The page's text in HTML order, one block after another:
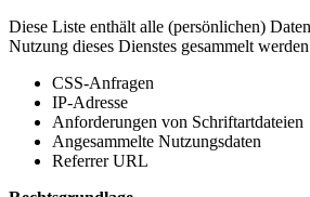
Diese Liste enthält alle (persönlichen)
Nutzung dieses Dienstes gesammelt
CSS-Anfragen
IP-Adresse
Anforderungen von Schriftartdateien
Angesammelte Nutzungsdaten
Referrer URL